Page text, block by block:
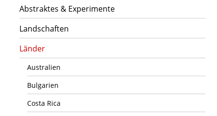
Abstraktes & Experimente
Landschaften
Länder
Australien
Bulgarien
Costa Rica